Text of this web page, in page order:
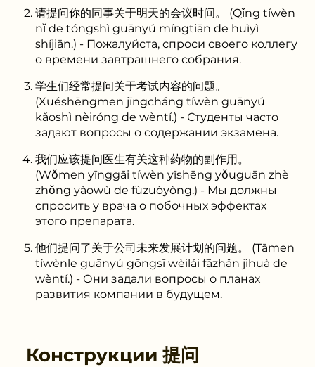
请提问你的同事关于明天的会议时间。 (Qǐng tíwèn
nǐ de tóngshì guānyú míngtiān de huìyì
shíjiān.) - Пожалуйста, спроси своего коллегу
о времени завтрашнего собрания.
学生们经常提问关于考试内容的问题。
(Xuéshēngmen jīngcháng tíwèn guānyú
kǎoshì nèiróng de wèntí.) - Студенты часто
задают вопросы о содержании экзамена.
我们应该提问医生有关这种药物的副作用。
(Wǒmen yīnggāi tíwèn yīshēng yǒuguān zhè
zhǒng yàowù de fùzuòyòng.) - Мы должны
спросить у врача о побочных эффектах
этого препарата.
他们提问了关于公司未来发展计划的问题。 (Tāmen
tíwènle guānyú gōngsī wèilái fāzhǎn jìhuà de
wèntí.) - Они задали вопросы о планах
развития компании в будущем.
Конструкции 提问